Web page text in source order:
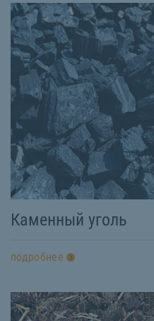
Каменный уголь
подробнее